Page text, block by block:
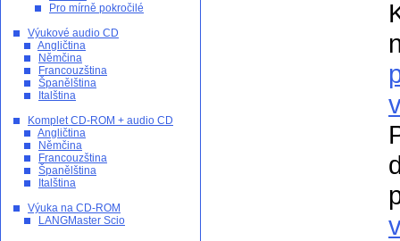
Pro mírně pokročilé
Výukové audio CD
Angličtina
Němčina
Francouzština
Španělština
Italština
Komplet CD-ROM + audio CD
Angličtina
Němčina
Francouzština
Španělština
Italština
Výuka na CD-ROM
LANGMaster Scio